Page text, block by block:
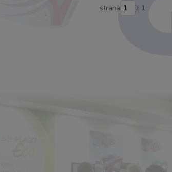
strana z 1